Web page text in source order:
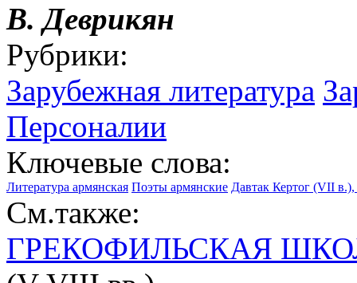
В.Деврикян
Рубрики:
Зарубежная литература
Персоналии
Ключевые слова:
Литература армянская Поэты армянские Давтак Кертог (VII
См.также:
ГРЕКОФИЛЬСКАЯ